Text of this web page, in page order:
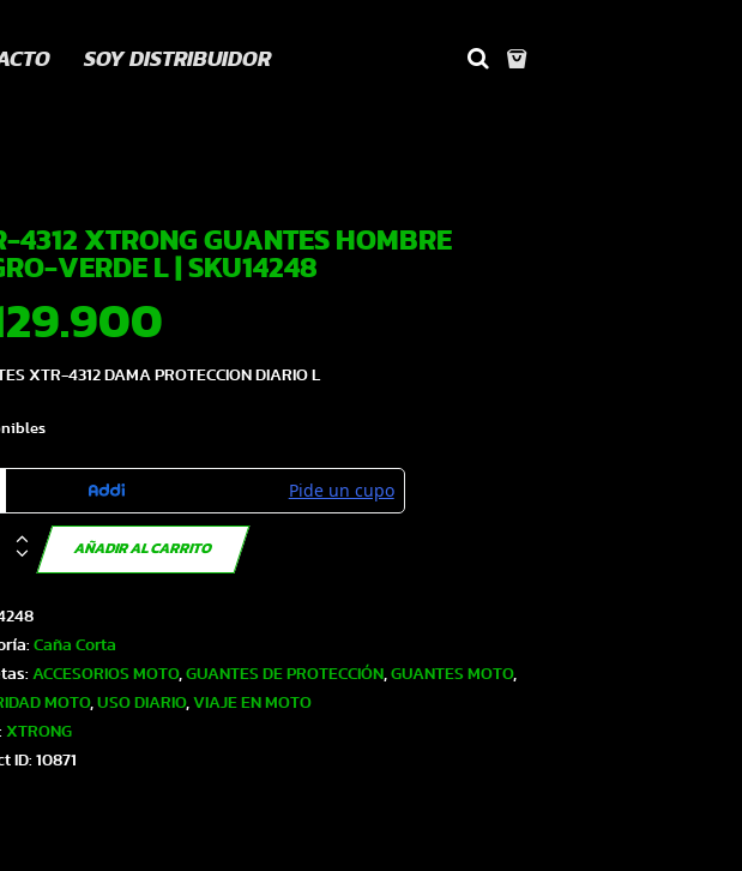
SOY DISTRIBUIDOR
4312 XTRONG GUANTES HOMBRE
VERDE L | SKU14248
XTR-4312 DAMA PROTECCION DIARIO L
AÑADIR AL CARRITO
Caña Corta
ACCESORIOS MOTO, GUANTES DE PROTECCIÓN, GUANTES MOTO,
MOTO, USO DIARIO, VIAJE EN MOTO
XTRONG
ID: 10871